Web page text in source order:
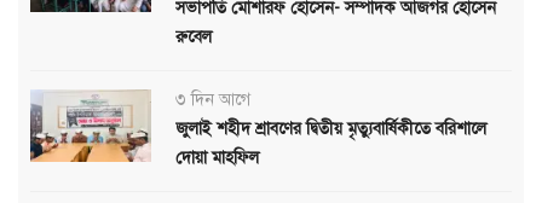
সভাপতি মোশারফ হোসেন- সম্পাদক আজগর হোসেন
রুবেল
৩ দিন আগে
জুলাই শহীদ শ্রাবণের দ্বিতীয় মৃত্যুবার্ষিকীতে বরিশালে
দোয়া মাহফিল